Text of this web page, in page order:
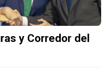
y Corredor del